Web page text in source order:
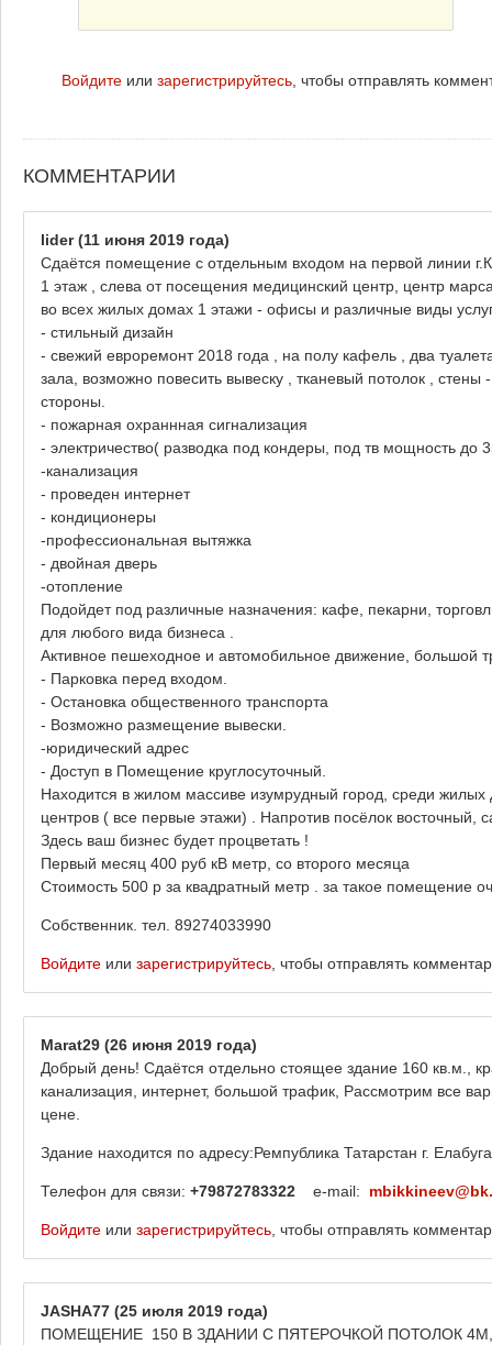
Войдите или зарегистрируйтесь, чтобы отправлять
КОММЕНТАРИИ
lider(11 июня 2019 года)
Сдаётся помещение с отдельным входом на первой линии
1 этаж , слева от посещения медицинский центр, центр
во всех жилых домах 1 этажи - офисы и различные виды
- стильный дизайн
- свежий евроремонт 2018 года , на полу кафель , два
зала, возможно повесить вывеску , тканевый потолок ,
стороны.
- пожарная охраннная сигнализация
- электричество( разводка под кондеры, под тв мощность до
-канализация
- проведен интернет
- кондиционеры
-профессиональная вытяжка
- двойная дверь
-отопление
Подойдет под различные назначения: кафе, пекарни,
для любого вида бизнеса .
Активное пешеходное и автомобильное движение, большой
- Парковка перед входом.
- Остановка общественного транспорта
- Возможно размещение вывески.
-юридический адрес
- Доступ в Помещение круглосуточный.
Находится в жилом массиве изумрудный город, среди
центров ( все первые этажи) . Напротив посёлок восточный,
Здесь ваш бизнес будет процветать !
Первый месяц 400 руб кВ метр, со второго месяца
Стоимость 500 р за квадратный метр . за такое помещение
Собственник. тел. 89274033990
Войдите или зарегистрируйтесь , чтобы отправлять
Marat29 (26 июня 2019 года)
Добрый день! Сдаётся отдельно стоящее здание 160 кв.м.,
канализация, интернет, большой трафик, Рассмотрим все
цене.
Здание находится по адресу:Ремпублика Татарстан г.
Телефон для связи: +79872783322 e-mail:
Войдите или зарегистрируйтесь , чтобы отправлять
JASHA77 (25 июля 2019 года)
ПОМЕЩЕНИЕ 150 В ЗДАНИИ С ПЯТЕРОЧКОЙ ПОТОЛОК